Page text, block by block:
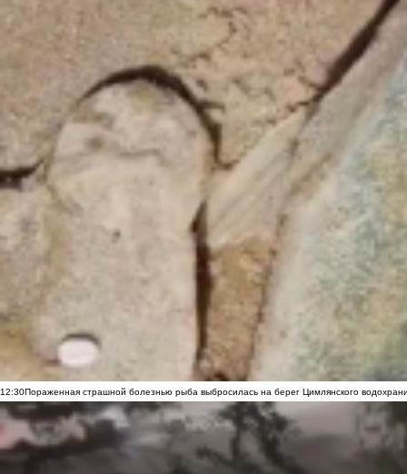
12:30Пораженная страшной болезнью рыба выбросилась на берег Цимлянского